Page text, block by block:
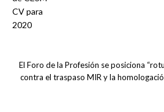
El Foro de la Profesión se posiciona
contra el traspaso MIR y la